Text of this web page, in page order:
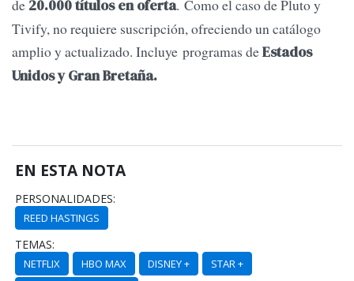
de 20.000 títulos en oferta. Como el caso de Pluto y
Tivify, no requiere suscripción, ofreciendo un catálogo
amplio y actualizado. Incluye programas deEstados
Unidos y Gran Bretaña.
EN ESTA NOTA
PERSONALIDADES:
REED HASTINGS
TEMAS:
NETFLIX HBO MAX DISNEY +
STAR +